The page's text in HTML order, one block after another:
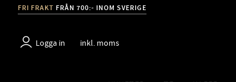
FRI FRAKT FRÅN 700:- INOM SVERIGE
Logga in inkl. moms